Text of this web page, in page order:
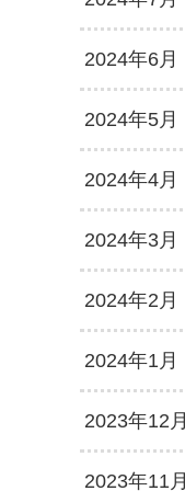
2024年6月
2024年5月
2024年4月
2024年3月
2024年2月
2024年1月
2023年12月
2023年11月